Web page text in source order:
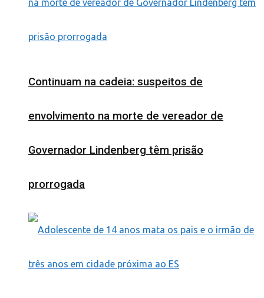
Continuam na cadeia: suspeitos de
envolvimento na morte de vereador de
Governador Lindenberg têm prisão
prorrogada